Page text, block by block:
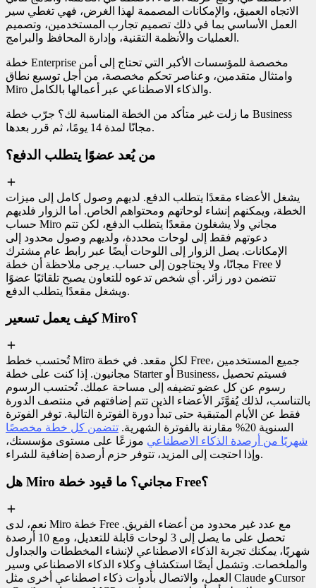
الاتجاه العميق، والإمكانات المصممة لهذا الغرض، فهي تغطي سير
العمل الأساسي بما في ذلك تصميم تجارب المستخدمين، وتصميم
العمليات والأنظمة التقنية، وإدارة المحافظ والبرامج.
خطة Enterprise مخصصة للمؤسسات الأكبر التي تحتاج إلى أمن
وامتثال متقدمين، وعناصر تحكم مخصصة، من أجل توسيع نطاق
Miro والذكاء الاصطناعي عبر أعمالها بالكامل.
ما زلت غير متأكد من الخطة المناسبة لك؟ جرّب خطة Business
مجانًا لمدة 14 يومًا، ثم قرر بعدها.
من يُعد عضوًا يتطلب الدفع؟
يشغل الأعضاء مقعدًا يتطلب الدفع. لديهم وصول كامل إلى ميزات
الخطة، ويمكنهم إنشاء لوحاتهم ومحتواهم الخاص. أما الزوار فلديهم
حساب Miro مجاني ولا يشغلون مقعدًا يتطلب الدفع، لكن تتم
دعوتهم فقط إلى لوحات محددة، ولديهم وصول محدود إلى
الإمكانات. يصل الزوار إلى اللوحات أيضًا عبر رابط عام مشترك
مجانًا، ولا يحتاجون إلى حساب. يرجى ملاحظة أن خطة Free لا
تتضمن دور زائر. أي شخص تدعوه للتعاون يصبح تلقائيًا عضوًا
ويشغل مقعدًا يتطلب الدفع.
كيف يعمل تسعير Miro؟
تُحتسب خطط Miro لكل مقعد. في خطة Free، جميع المستخدمين
مجانيون. إذا كنت على خطة Starter أو Business، فسيتم تحصيل
رسوم عن كل عضو تضيفه إلى مساحة عملك. تُحتسب الرسوم
بالتناسب، لذلك يُفوَّتَر الأعضاء الذين تتم إضافتهم في منتصف الدورة
فقط عن الأيام المتبقية حتى تبدأ دورة الفوترة التالية. توفر الفوترة
السنوية 20% مقارنة بالفوترة الشهرية.
تتضمن كل خطة مخصصًا
شهريًا من أرصدة الذكاء الاصطناعي موزعًا على مستوى مؤسستك،
وإذا احتجت إلى المزيد، تتوفر حزم أرصدة إضافية للشراء.
هل Miro مجاني؟ ما قيود خطة Free؟
نعم، لدى Miro خطة Free مع عدد غير محدود من أعضاء الفريق.
تحصل على ما يصل إلى 3 لوحات قابلة للتعديل، ومع 10 أرصدة
شهريًا، يمكنك تجربة الذكاء الاصطناعي لإنشاء المخططات والجداول
والملخصات. وتشمل أيضًا استكشاف وكلاء الذكاء الاصطناعي وسير
العمل، والاتصال بأدوات ذكاء اصطناعي أخرى مثل Claude وCursor